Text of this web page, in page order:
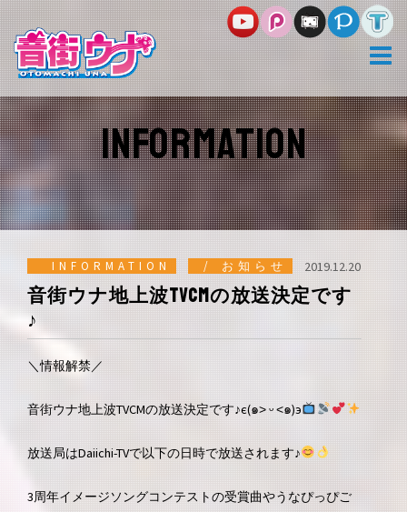
コ
ン
テ
ン
ツ
へ
ス
キ
ッ
プ
INFORMATION
INFORMATION お知らせ 2019.12.20
音街ウナ地上波TVCMの放送決定です
♪
＼情報解禁／
音街ウナ地上波TVCMの放送決定です♪є(๑˃ ᵕ ˂๑)э
放送局はDaiichi-TVで以下の日時で放送されます♪
3周年イメージソングコンテストの受賞曲やうなぴっぴご